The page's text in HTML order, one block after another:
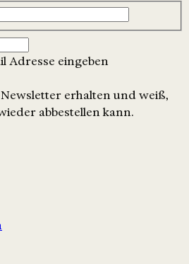
Adresse eingeben
erhalten und weiß,
abbestellen kann.